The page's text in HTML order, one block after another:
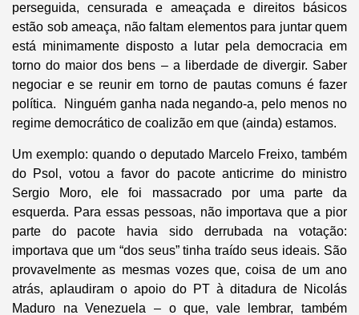
perseguida, censurada e ameaçada e direitos básicos
estão sob ameaça, não faltam elementos para juntar quem
está minimamente disposto a lutar pela democracia em
torno do maior dos bens – a liberdade de divergir. Saber
negociar e se reunir em torno de pautas comuns é fazer
política. Ninguém ganha nada negando-a, pelo menos no
regime democrático de coalizão em que (ainda) estamos.
Um exemplo: quando o deputado Marcelo Freixo, também
do Psol, votou a favor do pacote anticrime do ministro
Sergio Moro, ele foi massacrado por uma parte da
esquerda. Para essas pessoas, não importava que a pior
parte do pacote havia sido derrubada na votação:
importava que um “dos seus” tinha traído seus ideais. São
provavelmente as mesmas vozes que, coisa de um ano
atrás, aplaudiram o apoio do PT à ditadura de Nicolás
Maduro na Venezuela – o que, vale lembrar, também